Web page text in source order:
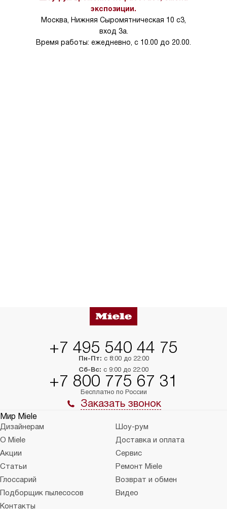
экспозиции.
Москва, Нижняя Сыромятническая 10 с3,
вход 3а.
Время работы: ежедневно, с 10.00 до 20.00.
+7 495 540 44 75
Пн-Пт: с 8:00 до 22:00
Сб-Вс: с 9:00 до 22:00
+7 800 775 67 31
Бесплатно по России
Заказать звонок
Мир Miele
Дизайнерам
Шоу-рум
О Miele
Доставка и оплата
Акции
Сервис
Статьи
Ремонт Miele
Глоссарий
Возврат и обмен
Подборщик пылесосов
Видео
Контакты